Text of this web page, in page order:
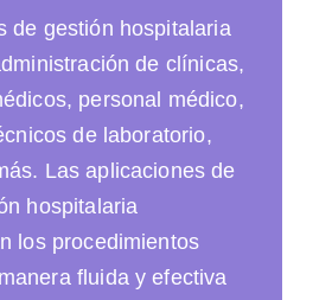
de gestión hospitalaria
de clínicas,
personal médico,
de laboratorio,
Las aplicaciones de
hospitalaria
los procedimientos
fluida y efectiva